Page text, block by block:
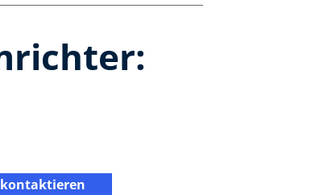
kontaktieren